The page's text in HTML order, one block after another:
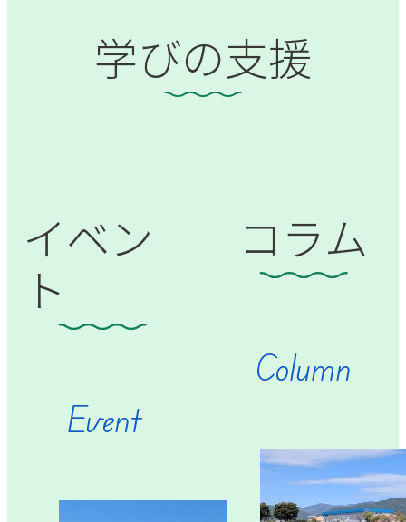
学びの支援
イベン
ト
Event
コラム
Column